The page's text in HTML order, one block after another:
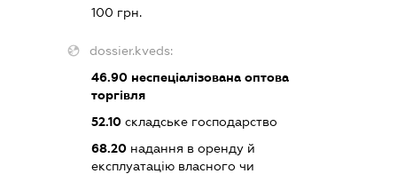
100 грн.
dossier.kveds:
46.90неспеціалізована оптова
торгівля
52.10складське господарство
68.20надання в оренду й
експлуатацію власного чи